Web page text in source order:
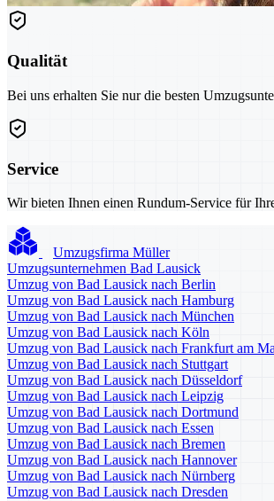
Qualität
Bei uns erhalten Sie nur die besten
Service
Wir bieten Ihnen einen Rundum-Service für
Umzugsfirma Müller
Umzugsunternehmen Bad Lausick
Umzug von Bad Lausick nach Berlin
Umzug von Bad Lausick nach Hamburg
Umzug von Bad Lausick nach München
Umzug von Bad Lausick nach Köln
Umzug von Bad Lausick nach Frankfurt am
Umzug von Bad Lausick nach Stuttgart
Umzug von Bad Lausick nach Düsseldorf
Umzug von Bad Lausick nach Leipzig
Umzug von Bad Lausick nach Dortmund
Umzug von Bad Lausick nach Essen
Umzug von Bad Lausick nach Bremen
Umzug von Bad Lausick nach Hannover
Umzug von Bad Lausick nach Nürnberg
Umzug von Bad Lausick nach Dresden